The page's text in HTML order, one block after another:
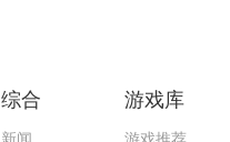
综合
新闻
游戏库
游戏推荐